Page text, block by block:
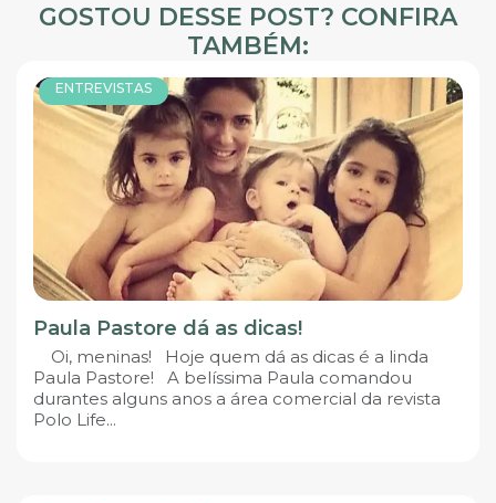
GOSTOU DESSE POST? CONFIRA
TAMBÉM:
ENTREVISTAS
Paula Pastore dá as dicas!
Oi, meninas! Hoje quem dá as dicas é a linda
Paula Pastore! A belíssima Paula comandou
durantes alguns anos a área comercial da revista
Polo Life...